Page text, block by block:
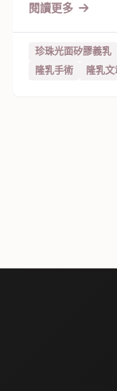
閱讀更多
珍珠光面矽膠義乳
隆乳手術
隆乳文